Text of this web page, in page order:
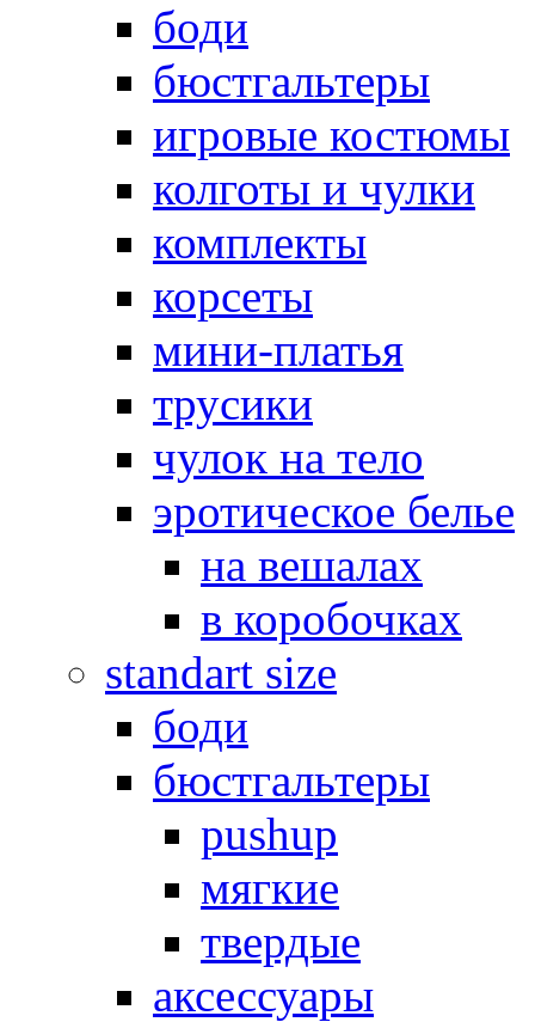
боди
бюстгальтеры
игровые костюмы
колготы и чулки
комплекты
корсеты
мини-платья
трусики
чулок на тело
эротическое белье
на вешалах
в коробочках
standart size
боди
бюстгальтеры
pushup
мягкие
твердые
аксессуары